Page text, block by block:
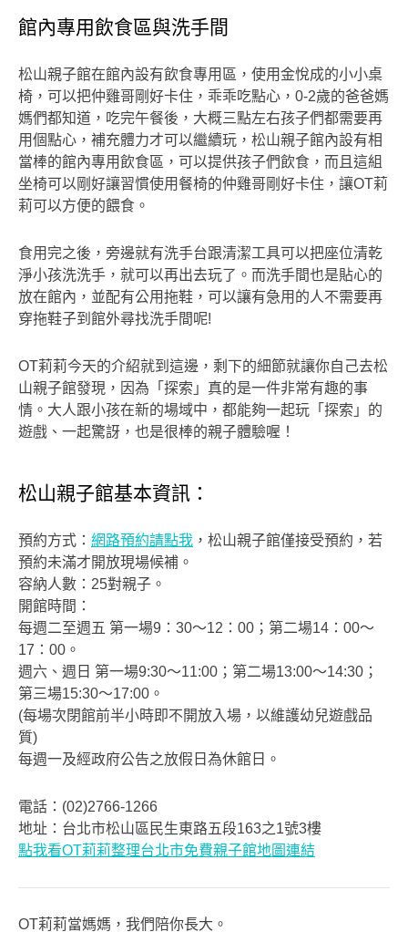
館內專用飲食區與洗手間
松山親子館在館內設有飲食專用區，使用金悅成的小小桌
椅，可以把仲雞哥剛好卡住，乖乖吃點心，0-2歲的爸爸媽
媽們都知道，吃完午餐後，大概三點左右孩子們都需要再
用個點心，補充體力才可以繼續玩，松山親子館內設有相
當棒的館內專用飲食區，可以提供孩子們飲食，而且這組
坐椅可以剛好讓習慣使用餐椅的仲雞哥剛好卡住，讓OT莉
莉可以方便的餵食。
食用完之後，旁邊就有洗手台跟清潔工具可以把座位清乾
淨小孩洗洗手，就可以再出去玩了。而洗手間也是貼心的
放在館內，並配有公用拖鞋，可以讓有急用的人不需要再
穿拖鞋子到館外尋找洗手間呢!
OT莉莉今天的介紹就到這邊，剩下的細節就讓你自己去松
山親子館發現，因為「探索」真的是一件非常有趣的事
情。大人跟小孩在新的場域中，都能夠一起玩「探索」的
遊戲、一起驚訝，也是很棒的親子體驗喔！
松山親子館基本資訊：
預約方式： 網路預約請點我 ，松山親子館僅接受預約，若
預約未滿才開放現場候補。
容納人數：25對親子。
開館時間：
每週二至週五 第一場9：30〜12：00；第二場14：00〜
17：00。
週六、週日 第一場9:30〜11:00；第二場13:00〜14:30；
第三場15:30〜17:00。
(每場次閉館前半小時即不開放入場，以維護幼兒遊戲品
質)
每週一及經政府公告之放假日為休館日。
電話：(02)2766-1266
地址：台北市松山區民生東路五段163之1號3樓
點我看OT莉莉整理台北市免費親子館地圖連結
OT莉莉當媽媽，我們陪你長大。